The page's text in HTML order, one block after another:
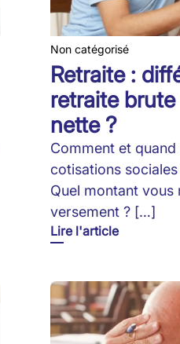
Non catégorisé
Retraite :
retraite
nette ?
Comment et
cotisations
Quel montant
versement ? […]
Lire l'article